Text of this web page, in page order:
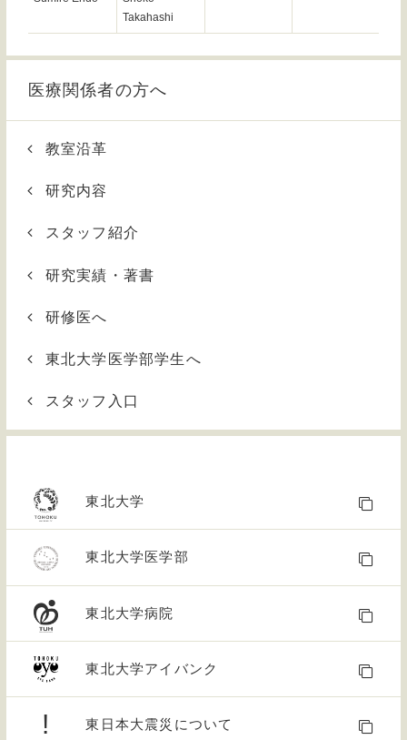
Takahashi
医療関係者の方へ
教室沿革
研究内容
スタッフ紹介
研究実績・著書
研修医へ
東北大学医学部学生へ
スタッフ入口
東北大学
東北大学医学部
東北大学病院
東北大学アイバンク
! 東日本大震災について